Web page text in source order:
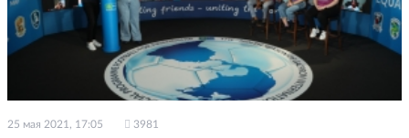
25 мая 2021, 17:05 3981